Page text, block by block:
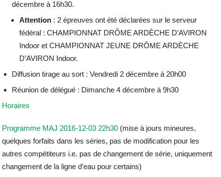
décembre à 16h30.
Attention : 2 épreuves ont été déclarées sur le serveur
fédéral : CHAMPIONNAT DRÔME ARDÈCHE D’AVIRON
Indoor et CHAMPIONNAT JEUNE DRÔME ARDÈCHE
D’AVIRON Indoor.
Diffusion tirage au sort : Vendredi 2 décembre à 20h00
Réunion de délégué : Dimanche 4 décembre à 9h30
Horaires
Programme MAJ 2016-12-03 22h30 (mise à jours mineures,
quelques forfaits dans les séries, pas de modification pour les
autres compétiteurs i.e. pas de changement de série, uniquement
changement de la ligne d’eau pour certains)